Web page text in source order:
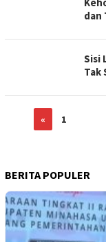
dan
Sisi
Tak
« 1
BERITA POPULER